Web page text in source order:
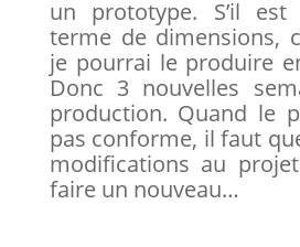
un prototype. S’il
terme de dimensions,
je pourrai le produire
Donc 3 nouvelles
production. Quand le
pas conforme, il faut
modifications au
faire un nouveau…